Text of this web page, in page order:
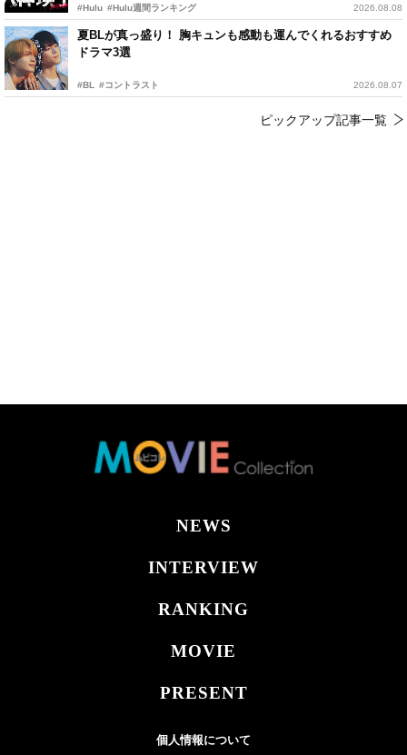
#Hulu #Hulu週間ランキング 2026.08.08
夏BLが真っ盛り！ 胸キュンも感動も運んでくれるおすすめ
ドラマ3選
#BL #コントラスト 2026.08.07
ピックアップ記事一覧
NEWS
INTERVIEW
RANKING
MOVIE
PRESENT
個人情報について